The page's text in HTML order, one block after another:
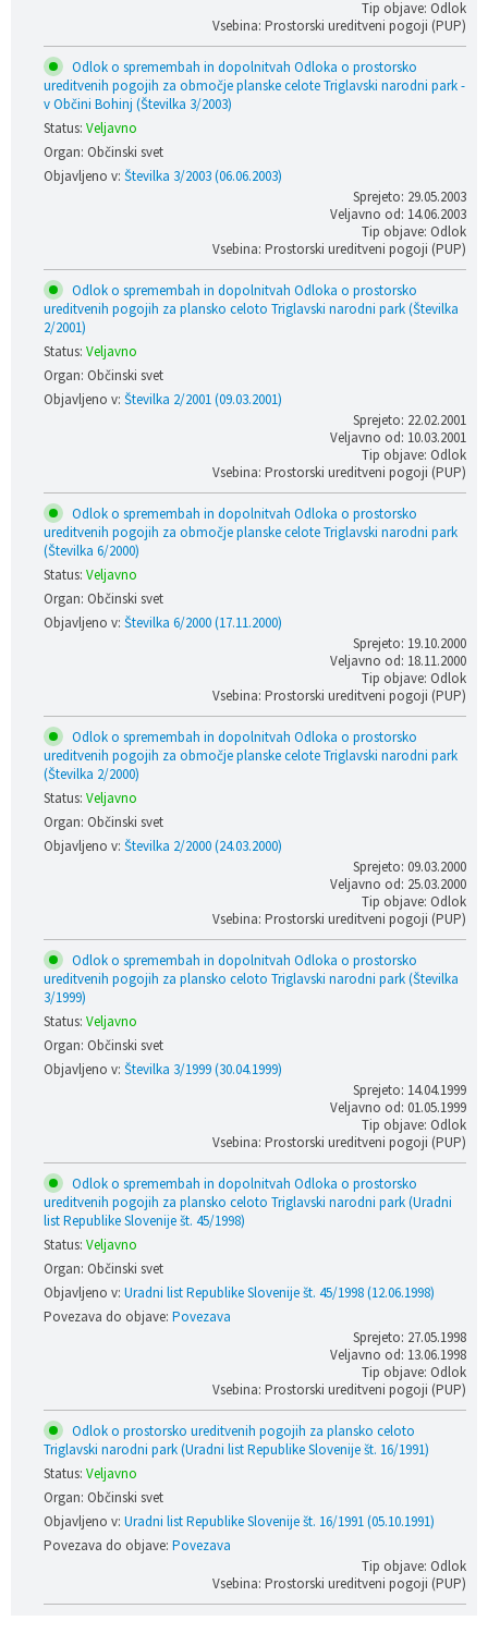
Tip objave: Odlok
Vsebina: Prostorski ureditveni pogoji (PUP)
Odlok o spremembah in dopolnitvah Odloka o prostorsko
ureditvenih pogojih za območje planske celote Triglavski narodni park -
v Občini Bohinj (Številka 3/2003)
Status: Veljavno
Organ: Občinski svet
Objavljeno v: Številka 3/2003 (06.06.2003)
Sprejeto: 29.05.2003
Veljavno od: 14.06.2003
Tip objave: Odlok
Vsebina: Prostorski ureditveni pogoji (PUP)
Odlok o spremembah in dopolnitvah Odloka o prostorsko
ureditvenih pogojih za plansko celoto Triglavski narodni park (Številka
2/2001)
Status: Veljavno
Organ: Občinski svet
Objavljeno v: Številka 2/2001 (09.03.2001)
Sprejeto: 22.02.2001
Veljavno od: 10.03.2001
Tip objave: Odlok
Vsebina: Prostorski ureditveni pogoji (PUP)
Odlok o spremembah in dopolnitvah Odloka o prostorsko
ureditvenih pogojih za območje planske celote Triglavski narodni park
(Številka 6/2000)
Status: Veljavno
Organ: Občinski svet
Objavljeno v: Številka 6/2000 (17.11.2000)
Sprejeto: 19.10.2000
Veljavno od: 18.11.2000
Tip objave: Odlok
Vsebina: Prostorski ureditveni pogoji (PUP)
Odlok o spremembah in dopolnitvah Odloka o prostorsko
ureditvenih pogojih za območje planske celote Triglavski narodni park
(Številka 2/2000)
Status: Veljavno
Organ: Občinski svet
Objavljeno v: Številka 2/2000 (24.03.2000)
Sprejeto: 09.03.2000
Veljavno od: 25.03.2000
Tip objave: Odlok
Vsebina: Prostorski ureditveni pogoji (PUP)
Odlok o spremembah in dopolnitvah Odloka o prostorsko
ureditvenih pogojih za plansko celoto Triglavski narodni park (Številka
3/1999)
Status: Veljavno
Organ: Občinski svet
Objavljeno v: Številka 3/1999 (30.04.1999)
Sprejeto: 14.04.1999
Veljavno od: 01.05.1999
Tip objave: Odlok
Vsebina: Prostorski ureditveni pogoji (PUP)
Odlok o spremembah in dopolnitvah Odloka o prostorsko
ureditvenih pogojih za plansko celoto Triglavski narodni park (Uradni
list Republike Slovenije št. 45/1998)
Status: Veljavno
Organ: Občinski svet
Objavljeno v: Uradni list Republike Slovenije št. 45/1998 (12.06.1998)
Povezava do objave: Povezava
Sprejeto: 27.05.1998
Veljavno od: 13.06.1998
Tip objave: Odlok
Vsebina: Prostorski ureditveni pogoji (PUP)
Odlok o prostorsko ureditvenih pogojih za plansko celoto
Triglavski narodni park (Uradni list Republike Slovenije št. 16/1991)
Status: Veljavno
Organ: Občinski svet
Objavljeno v: Uradni list Republike Slovenije št. 16/1991 (05.10.1991)
Povezava do objave: Povezava
Tip objave: Odlok
Vsebina: Prostorski ureditveni pogoji (PUP)